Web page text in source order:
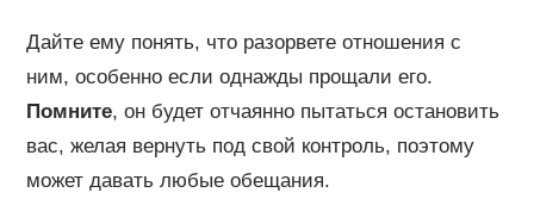
Дайте ему понять, что разорвете отношения с
ним, особенно если однажды прощали его.
Помните, он будет отчаянно пытаться остановить
вас, желая вернуть под свой контроль, поэтому
может давать любые обещания.